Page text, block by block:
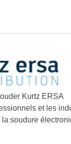
Kurtz ERSA
et les
soudure